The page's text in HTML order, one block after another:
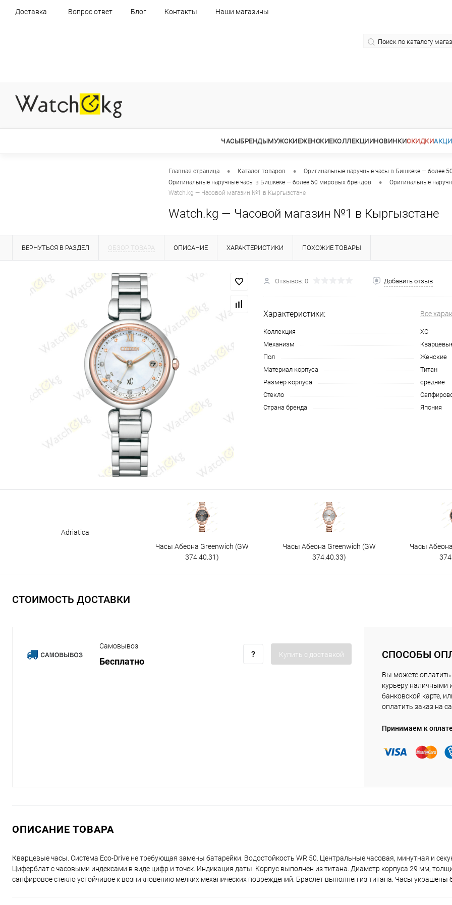
Доставка Вопрос ответ Блог Контакты Наши магазины
ЧАСЫБРЕНДЫМУЖСКИЕЖЕНСКИЕКОЛЛЕКЦИИНОВИНКИСКИДКИ
Главная страница • Каталог товаров • Оригинальные наручные часы в Бишкеке — более
Оригинальные наручные часы в Бишкеке — более 50 мировых брендов • Оригинальные
Watch.kg — Часовой магазин №1 в Кыргызстане
Watch.kg — Часовой магазин №1 в Кыргызстане
ВЕРНУТЬСЯ В РАЗДЕЛ ОБЗОР ТОВАРА ОПИСАНИЕ ХАРАКТЕРИСТИКИ ПОХОЖИЕ ТОВАРЫ
Отзывов: 0 Добавить отзыв
Характеристики: Все
Коллекция
XC
Механизм
Пол
Женские
Материал корпуса
Титан
Размер корпуса
средние
Стекло
Страна бренда
Япония
Adriatica
Часы Абеона Greenwich (GW
374.40.31)
Часы Абеона Greenwich (GW
374.40.33)
Часы
СТОИМОСТЬ ДОСТАВКИ
Самовывоз
Бесплатно
Купить c доставкой СПОСОБЫ
Вы можете оплатить
курьеру наличными
банковской карте,
оплатить заказ на
Принимаем к оплате
ОПИСАНИЕ ТОВАРА
Кварцевые часы. Система Eco-Drive не требующая замены батарейки. Водостойкость WR 50. Центральные часовая, минутная и
Циферблат с часовыми индексами в виде цифр и точек. Индикация даты. Корпус выполнен из титана. Диаметр корпуса 29 мм,
сапфировое стекло устойчивое к возникновению мелких механических повреждений. Браслет выполнен из титана. Часы украшены